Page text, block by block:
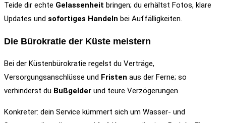
Teide dir echte Gelassenheit bringen; du erhältst Fotos, klare
Updates und sofortiges Handeln bei Auffälligkeiten.
Die Bürokratie der Küste meistern
Bei der Küstenbürokratie regelst du Verträge,
Versorgungsanschlüsse und Fristen aus der Ferne; so
verhinderst du Bußgelder und teure Verzögerungen.
Konkreter: dein Service kümmert sich um Wasser‑ und